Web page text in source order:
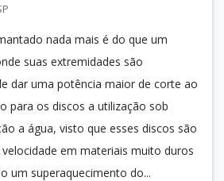
nada mais é do que um
suas extremidades são
dar uma potência maior de corte ao
para os discos a utilização sob
a água, visto que esses discos são
em materiais muito duros
um superaquecimento do...